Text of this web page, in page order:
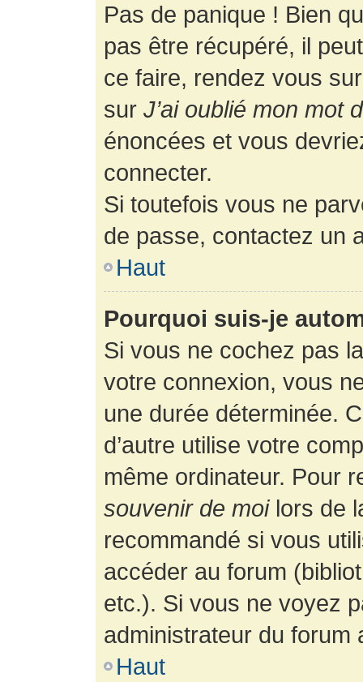
Pas de panique ! Bien
pas être récupéré, il
ce faire, rendez vous
sur J’ai oublié mon mot
énoncées et vous
connecter.
Si toutefois vous ne
de passe, contactez un
Haut
Pourquoi suis-je
Si vous ne cochez pas
votre connexion, vous
une durée déterminée.
d’autre utilise votre
même ordinateur. Pour
souvenir de moilors de
recommandé si vous
accéder au forum
etc.). Si vous ne voyez
administrateur du forum
Haut